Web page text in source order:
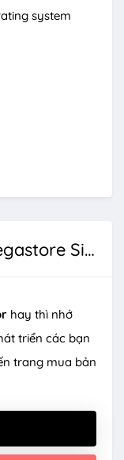
system
Mua bản quyền game Megastore Simulator
hay thì nhớ
triển các bạn
trang mua bản